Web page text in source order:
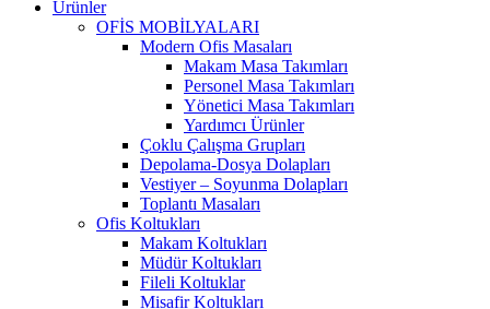
Ürünler
OFİS MOBİLYALARI
Modern Ofis Masaları
Makam Masa Takımları
Personel Masa Takımları
Yönetici Masa Takımları
Yardımcı Ürünler
Çoklu Çalışma Grupları
Depolama-Dosya Dolapları
Vestiyer – Soyunma Dolapları
Toplantı Masaları
Ofis Koltukları
Makam Koltukları
Müdür Koltukları
Fileli Koltuklar
Misafir Koltukları